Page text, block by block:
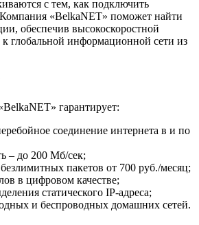
с тем, как подключить
«BelkaNET» поможет найти
обеспечив высокоскоростной
к глобальной информационной сети из
гарантирует:
соединение интернета в и по
– до 200 Мб/сек;
пакетов от 700 руб./месяц;
в цифровом качестве;
статического IP-адреса;
и беспроводных домашних сетей.